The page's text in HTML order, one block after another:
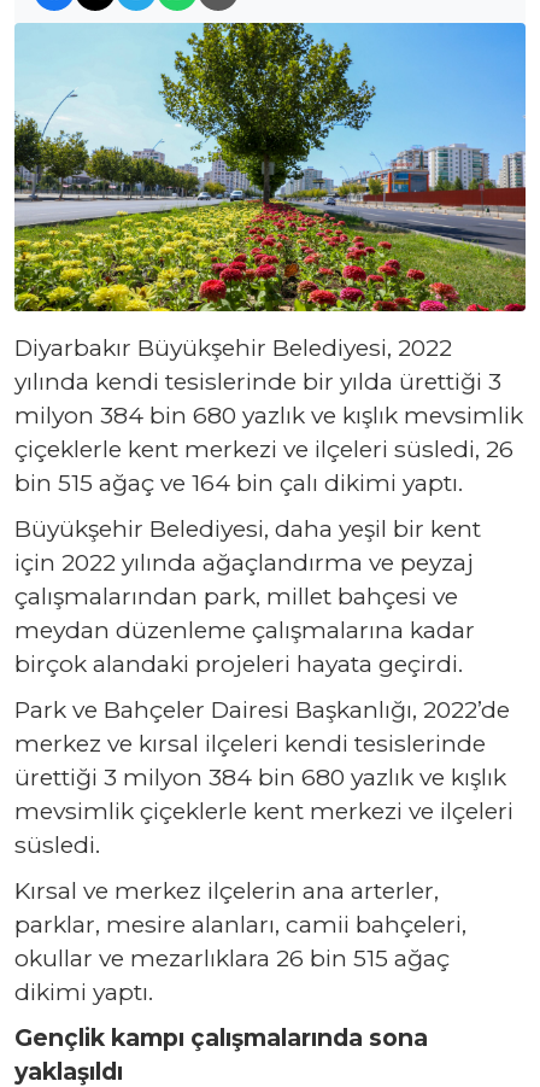
Diyarbakır Büyükşehir Belediyesi, 2022
yılında kendi tesislerinde bir yılda ürettiği 3
milyon 384 bin 680 yazlık ve kışlık mevsimlik
çiçeklerle kent merkezi ve ilçeleri süsledi, 26
bin 515 ağaç ve 164 bin çalı dikimi yaptı.
Büyükşehir Belediyesi, daha yeşil bir kent
için 2022 yılında ağaçlandırma ve peyzaj
çalışmalarından park, millet bahçesi ve
meydan düzenleme çalışmalarına kadar
birçok alandaki projeleri hayata geçirdi.
Park ve Bahçeler Dairesi Başkanlığı, 2022’de
merkez ve kırsal ilçeleri kendi tesislerinde
ürettiği 3 milyon 384 bin 680 yazlık ve kışlık
mevsimlik çiçeklerle kent merkezi ve ilçeleri
süsledi.
Kırsal ve merkez ilçelerin ana arterler,
parklar, mesire alanları, camii bahçeleri,
okullar ve mezarlıklara 26 bin 515 ağaç
dikimi yaptı.
Gençlik kampı çalışmalarında sona
yaklaşıldı